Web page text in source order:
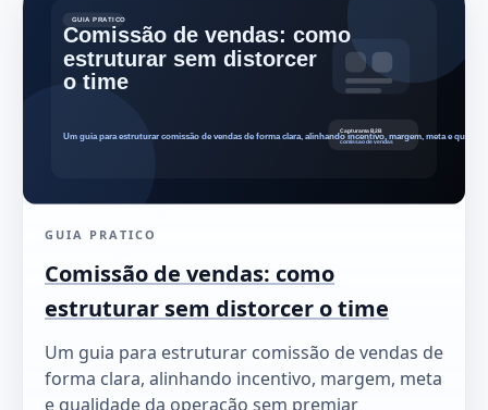
GUIA PRATICO
Comissão de vendas: como
estruturar sem distorcer o time
Um guia para estruturar comissão de vendas de
forma clara, alinhando incentivo, margem, meta
e qualidade da operação sem premiar